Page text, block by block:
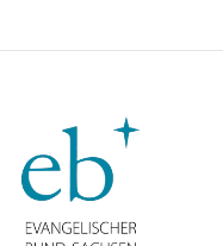
globalisierten